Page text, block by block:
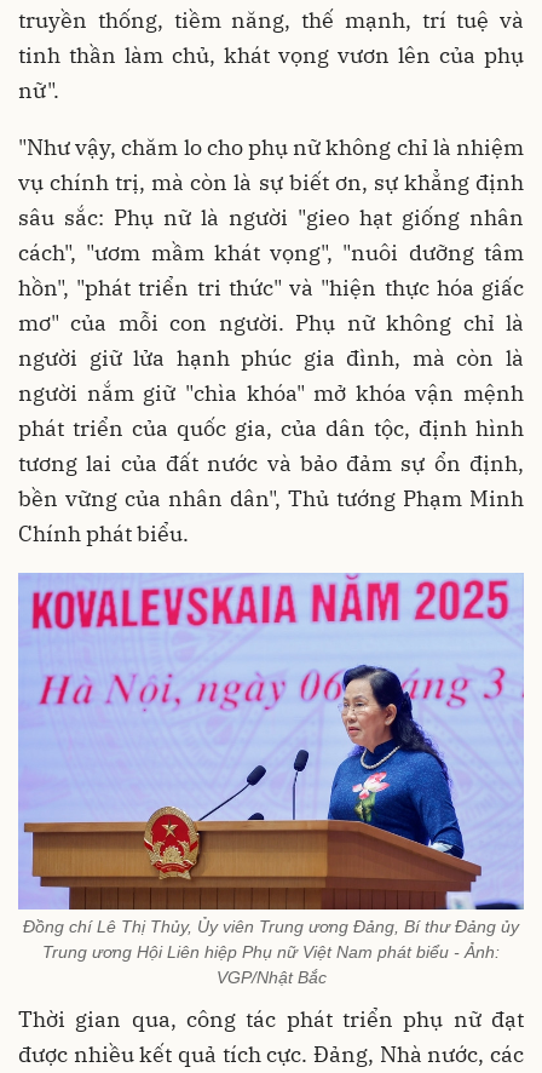
truyền thống, tiềm năng, thế mạnh, trí tuệ và
tinh thần làm chủ, khát vọng vươn lên của phụ
nữ".
"Như vậy, chăm lo cho phụ nữ không chỉ là nhiệm
vụ chính trị, mà còn là sự biết ơn, sự khẳng định
sâu sắc: Phụ nữ là người "gieo hạt giống nhân
cách", "ươm mầm khát vọng", "nuôi dưỡng tâm
hồn", "phát triển tri thức" và "hiện thực hóa giấc
mơ" của mỗi con người. Phụ nữ không chỉ là
người giữ lửa hạnh phúc gia đình, mà còn là
người nắm giữ "chìa khóa" mở khóa vận mệnh
phát triển của quốc gia, của dân tộc, định hình
tương lai của đất nước và bảo đảm sự ổn định,
bền vững của nhân dân", Thủ tướng Phạm Minh
Chính phát biểu.
Đồng chí Lê Thị Thủy, Ủy viên Trung ương Đảng, Bí thư Đảng ủy
Trung ương Hội Liên hiệp Phụ nữ Việt Nam phát biểu - Ảnh:
VGP/Nhật Bắc
Thời gian qua, công tác phát triển phụ nữ đạt
được nhiều kết quả tích cực. Đảng, Nhà nước, các